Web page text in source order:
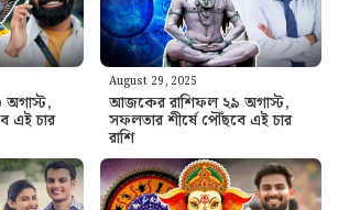
এই চার
August 29, 2025
আজকের রাশিফল ২৯ অগাস্ট,
সফলতার শীর্ষে পৌঁছবে এই চার
রাশি